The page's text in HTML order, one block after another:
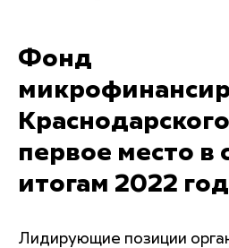
Фонд
первое место в
итогам 2022
Лидирующие позиции